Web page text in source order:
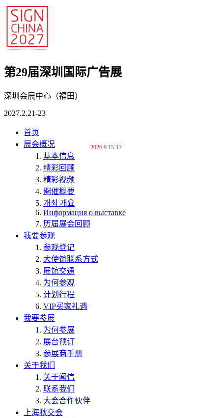
第29届深圳国际广告展
深圳会展中心（福田）
2027.2.21-23
首页
展会概况
基本信息
精彩回顾
精彩视频
開催概要
개최 개요
Информация о выставке
历届展会回顾
我要参观
参观登记
大使馆联系方式
展馆交通
为何参观
计划行程
VIP买家礼遇
我要参展
为何参展
展台预订
参展商手册
关于我们
关于闻信
联系我们
大会合作伙伴
上海秋交会
2026.9.15-17